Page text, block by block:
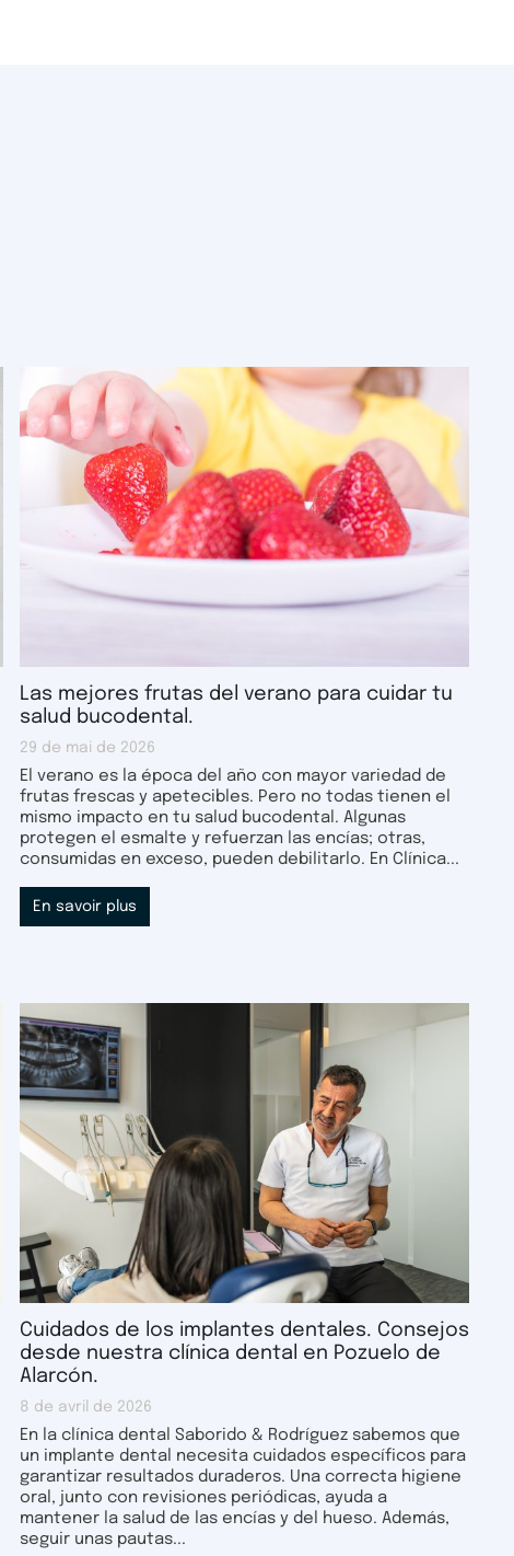
Las mejores frutas del verano para cuidar tu
salud bucodental.
29 de mai de 2026
El verano es la época del año con mayor variedad de
frutas frescas y apetecibles. Pero no todas tienen el
mismo impacto en tu salud bucodental. Algunas
protegen el esmalte y refuerzan las encías; otras,
consumidas en exceso, pueden debilitarlo. En Clínica...
En savoir plus
Cuidados de los implantes dentales. Consejos
desde nuestra clínica dental en Pozuelo de
Alarcón.
8 de avril de 2026
En la clínica dental Saborido & Rodríguez sabemos que
un implante dental necesita cuidados específicos para
garantizar resultados duraderos. Una correcta higiene
oral, junto con revisiones periódicas, ayuda a
mantener la salud de las encías y del hueso. Además,
seguir unas pautas...